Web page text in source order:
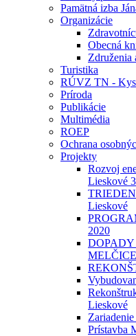
Pamätná izba
Organizácie
Obecná
Združenia
Turistika
RÚVZ TN -
Príroda
Publikácie
Multimédia
ROEP
Ochrana
Projekty
Rozvoj
Lieskové
Lieskové
2020
Lieskové
Prístavba